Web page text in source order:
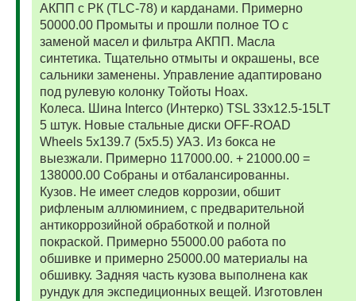
АКПП с РК (TLC-78) и карданами. Примерно
50000.00 Промыты и прошли полное ТО с
заменой масел и фильтра АКПП. Масла
синтетика. Тщательно отмыты и окрашены, все
сальники заменены. Управление адаптировано
под рулевую колонку Тойоты Ноах.
Колеса. Шина Interco (Интерко) TSL 33x12.5-15LT
5 штук. Новые стальные диски OFF-ROAD
Wheels 5x139.7 (5x5.5) УАЗ. Из бокса не
выезжали. Примерно 117000.00. + 21000.00 =
138000.00 Собраны и отбалансированны.
Кузов. Не имеет следов коррозии, обшит
рифленым аллюминием, с предварительной
антикоррозийной обработкой и полной
покраской. Примерно 55000.00 работа по
обшивке и примерно 25000.00 материалы на
обшивку. Задняя часть кузова выполнена как
рундук для экспедиционных вещей. Изготовлен